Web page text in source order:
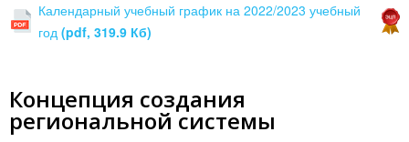
Календарный учебный график на 2022/2023 учебный
год (pdf, 319.9 Кб)
Концепция создания
региональной системы